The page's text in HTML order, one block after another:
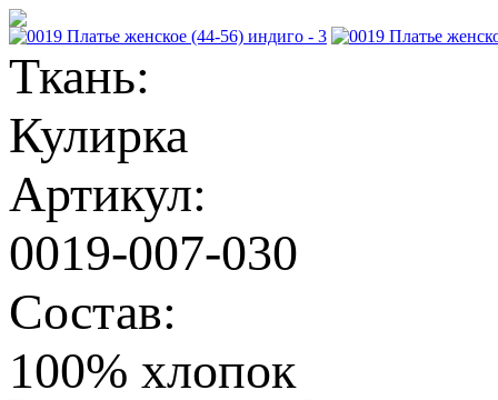
Ткань:
Кулирка
Артикул:
0019-007-030
Состав:
100% хлопок